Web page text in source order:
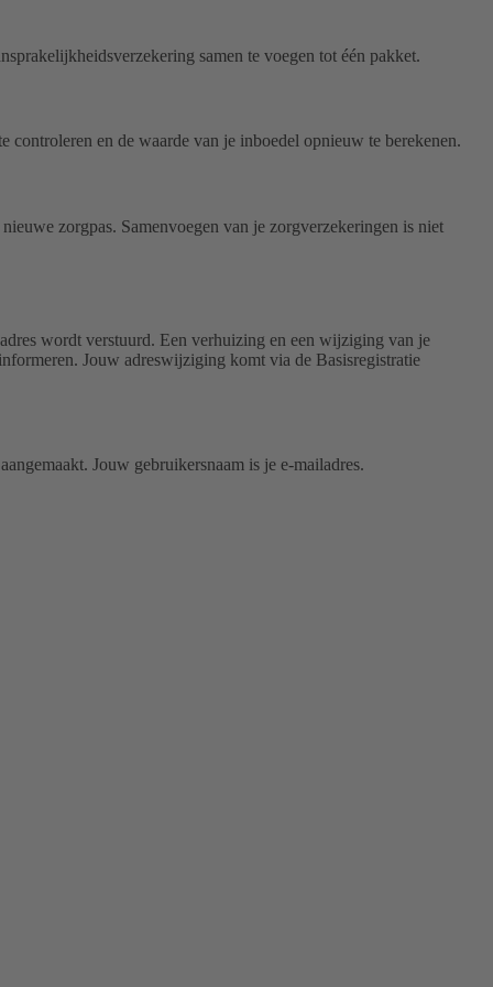
samen te voegen tot één pakket.
en de waarde van je inboedel opnieuw te berekenen.
zorgpas. Samenvoegen van je zorgverzekeringen is niet
wordt verstuurd. Een verhuizing en een wijziging van je
Jouw adreswijziging komt via de Basisregistratie
Jouw gebruikersnaam is je e-mailadres.